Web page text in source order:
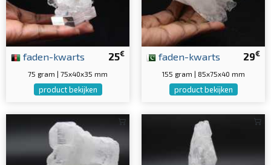
25€
faden-kwarts
75 gram | 75x40x35 mm
product bekijken
29€
faden-kwarts
155 gram | 85x75x40 mm
product bekijken